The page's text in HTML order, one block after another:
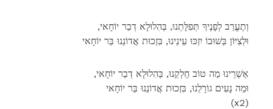
,וְתֶעֱרַב לְפָנֶיךָ תְּפִלָּתֵנוּ, בְּהִלוּלָא דְבַר יוֹחָאי
וּלְצִיּוֹן בְּשׁוּבוֹ יִזְכּוּ עֵינֵינוּ, בִּזְכוּת אֲדוֹנֵנוּ בַּר יוֹחָאי
,אַשְׁרֵינוּ מַה טוֹב חֶלְקֵנוּ, בְּהִלוּלָא דְבַר יוֹחָאי
וּמַה נָעִים גוֹרָלֵנוּ, בִּזְכוּת אֲדוֹנֵנוּ בַּר יוֹחָאי
(x2)